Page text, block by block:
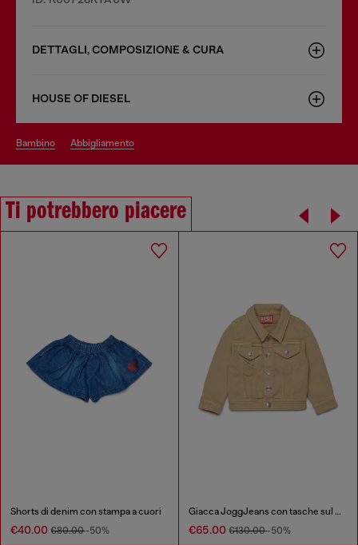
DETTAGLI, COMPOSIZIONE & CURA
HOUSE OF DIESEL
bambino abbigliamento
Ti potrebbero piacere
Shorts di denim con stampa a cuori
€40.00 €80.00-50%
Giacca JoggJeans con tasche sul petto
€65.00 €130.00-50%